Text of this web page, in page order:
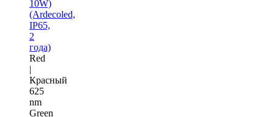
10W)
(Ardecoled,
IP65,
2
года)
Red
|
Красный
625
nm
Green